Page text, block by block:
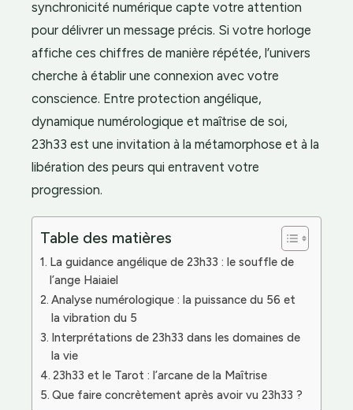
synchronicité numérique capte votre attention
pour délivrer un message précis. Si votre horloge
affiche ces chiffres de manière répétée, l’univers
cherche à établir une connexion avec votre
conscience. Entre protection angélique,
dynamique numérologique et maîtrise de soi,
23h33 est une invitation à la métamorphose et à la
libération des peurs qui entravent votre
progression.
Table des matières
La guidance angélique de 23h33 : le souffle de
l’ange Haiaiel
Analyse numérologique : la puissance du 56 et
la vibration du 5
Interprétations de 23h33 dans les domaines de
la vie
23h33 et le Tarot : l’arcane de la Maîtrise
Que faire concrètement après avoir vu 23h33 ?